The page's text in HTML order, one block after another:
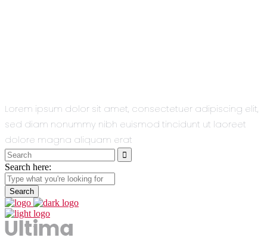
Lorem ipsum dolor sit amet, consectetuer adipiscing elit,
sed diam nonummy nibh euismod tincidunt ut laoreet
dolore magna aliquam erat
Search
for:
Search here: